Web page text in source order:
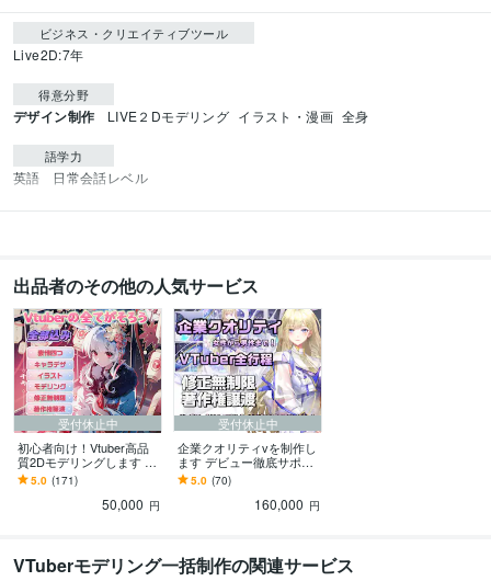
ビジネス・クリエイティブツール
Live2D:7年
得意分野
デザイン制作 LIVE２Dモデリング イラスト・漫画 全身
語学力
英語 日常会話レベル
出品者のその他の人気サービス
受付休止中
初心者向け！Vtuber高品
質2Dモデリングします 修
正無制限、あなたの理想
のモデルをコミコミ価格
5.0 (171)
50,000 円
受付休止中
企業クオリティvを制作し
ます デビュー徹底サポー
ト！満足いくまで修正無
制限、著作権譲渡
5.0 (70)
160,000 円
VTuberモデリング一括制作の関連サービス